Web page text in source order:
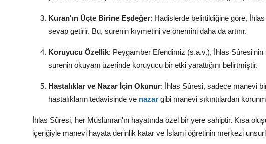
Kuran'ın Üçte Birine Eşdeğer: Hadislerde belirtildiğine göre,
sevap getirir. Bu, surenin kıymetini ve önemini daha da artırır.
Koruyucu Özellik: Peygamber Efendimiz (s.a.v.), İhlas
surenin okuyanı üzerinde koruyucu bir etki yarattığını belirtmiştir.
Hastalıklar ve Nazar İçin Okunur: İhlas Sûresi, sadece manevi
hastalıkların tedavisinde ve nazar gibi manevi sıkıntılardan
İhlas Sûresi, her Müslüman'ın hayatında özel bir yere sahiptir. Kısa
içeriğiyle manevi hayata derinlik katar ve İslami öğretinin merkezi